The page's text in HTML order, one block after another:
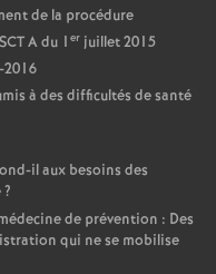
de la procédure
A du 1 er juillet 2015
2016
à des difficultés de santé
il aux besoins des
?
de prévention : Des
qui ne se mobilise